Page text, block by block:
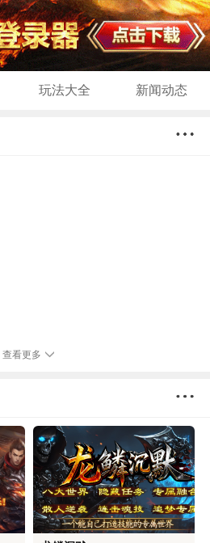
玩法大全 新闻动态
查看更多